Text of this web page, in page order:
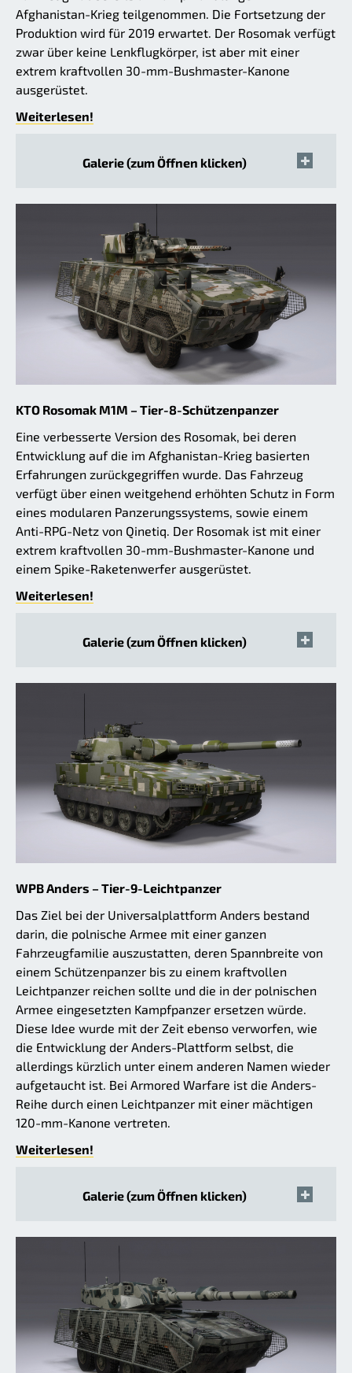
Afghanistan-Krieg teilgenommen. Die Fortsetzung der
Produktion wird für 2019 erwartet. Der Rosomak verfügt
zwar über keine Lenkflugkörper, ist aber mit einer
extrem kraftvollen 30-mm-Bushmaster-Kanone
ausgerüstet.
Weiterlesen!
Galerie (zum Öffnen klicken)
KTO Rosomak M1M – Tier-8-Schützenpanzer
Eine verbesserte Version des Rosomak, bei deren
Entwicklung auf die im Afghanistan-Krieg basierten
Erfahrungen zurückgegriffen wurde. Das Fahrzeug
verfügt über einen weitgehend erhöhten Schutz in Form
eines modularen Panzerungssystems, sowie einem
Anti-RPG-Netz von Qinetiq. Der Rosomak ist mit einer
extrem kraftvollen 30-mm-Bushmaster-Kanone und
einem Spike-Raketenwerfer ausgerüstet.
Weiterlesen!
Galerie (zum Öffnen klicken)
WPB Anders – Tier-9-Leichtpanzer
Das Ziel bei der Universalplattform Anders bestand
darin, die polnische Armee mit einer ganzen
Fahrzeugfamilie auszustatten, deren Spannbreite von
einem Schützenpanzer bis zu einem kraftvollen
Leichtpanzer reichen sollte und die in der polnischen
Armee eingesetzten Kampfpanzer ersetzen würde.
Diese Idee wurde mit der Zeit ebenso verworfen, wie
die Entwicklung der Anders-Plattform selbst, die
allerdings kürzlich unter einem anderen Namen wieder
aufgetaucht ist. Bei Armored Warfare ist die Anders-
Reihe durch einen Leichtpanzer mit einer mächtigen
120-mm-Kanone vertreten.
Weiterlesen!
Galerie (zum Öffnen klicken)